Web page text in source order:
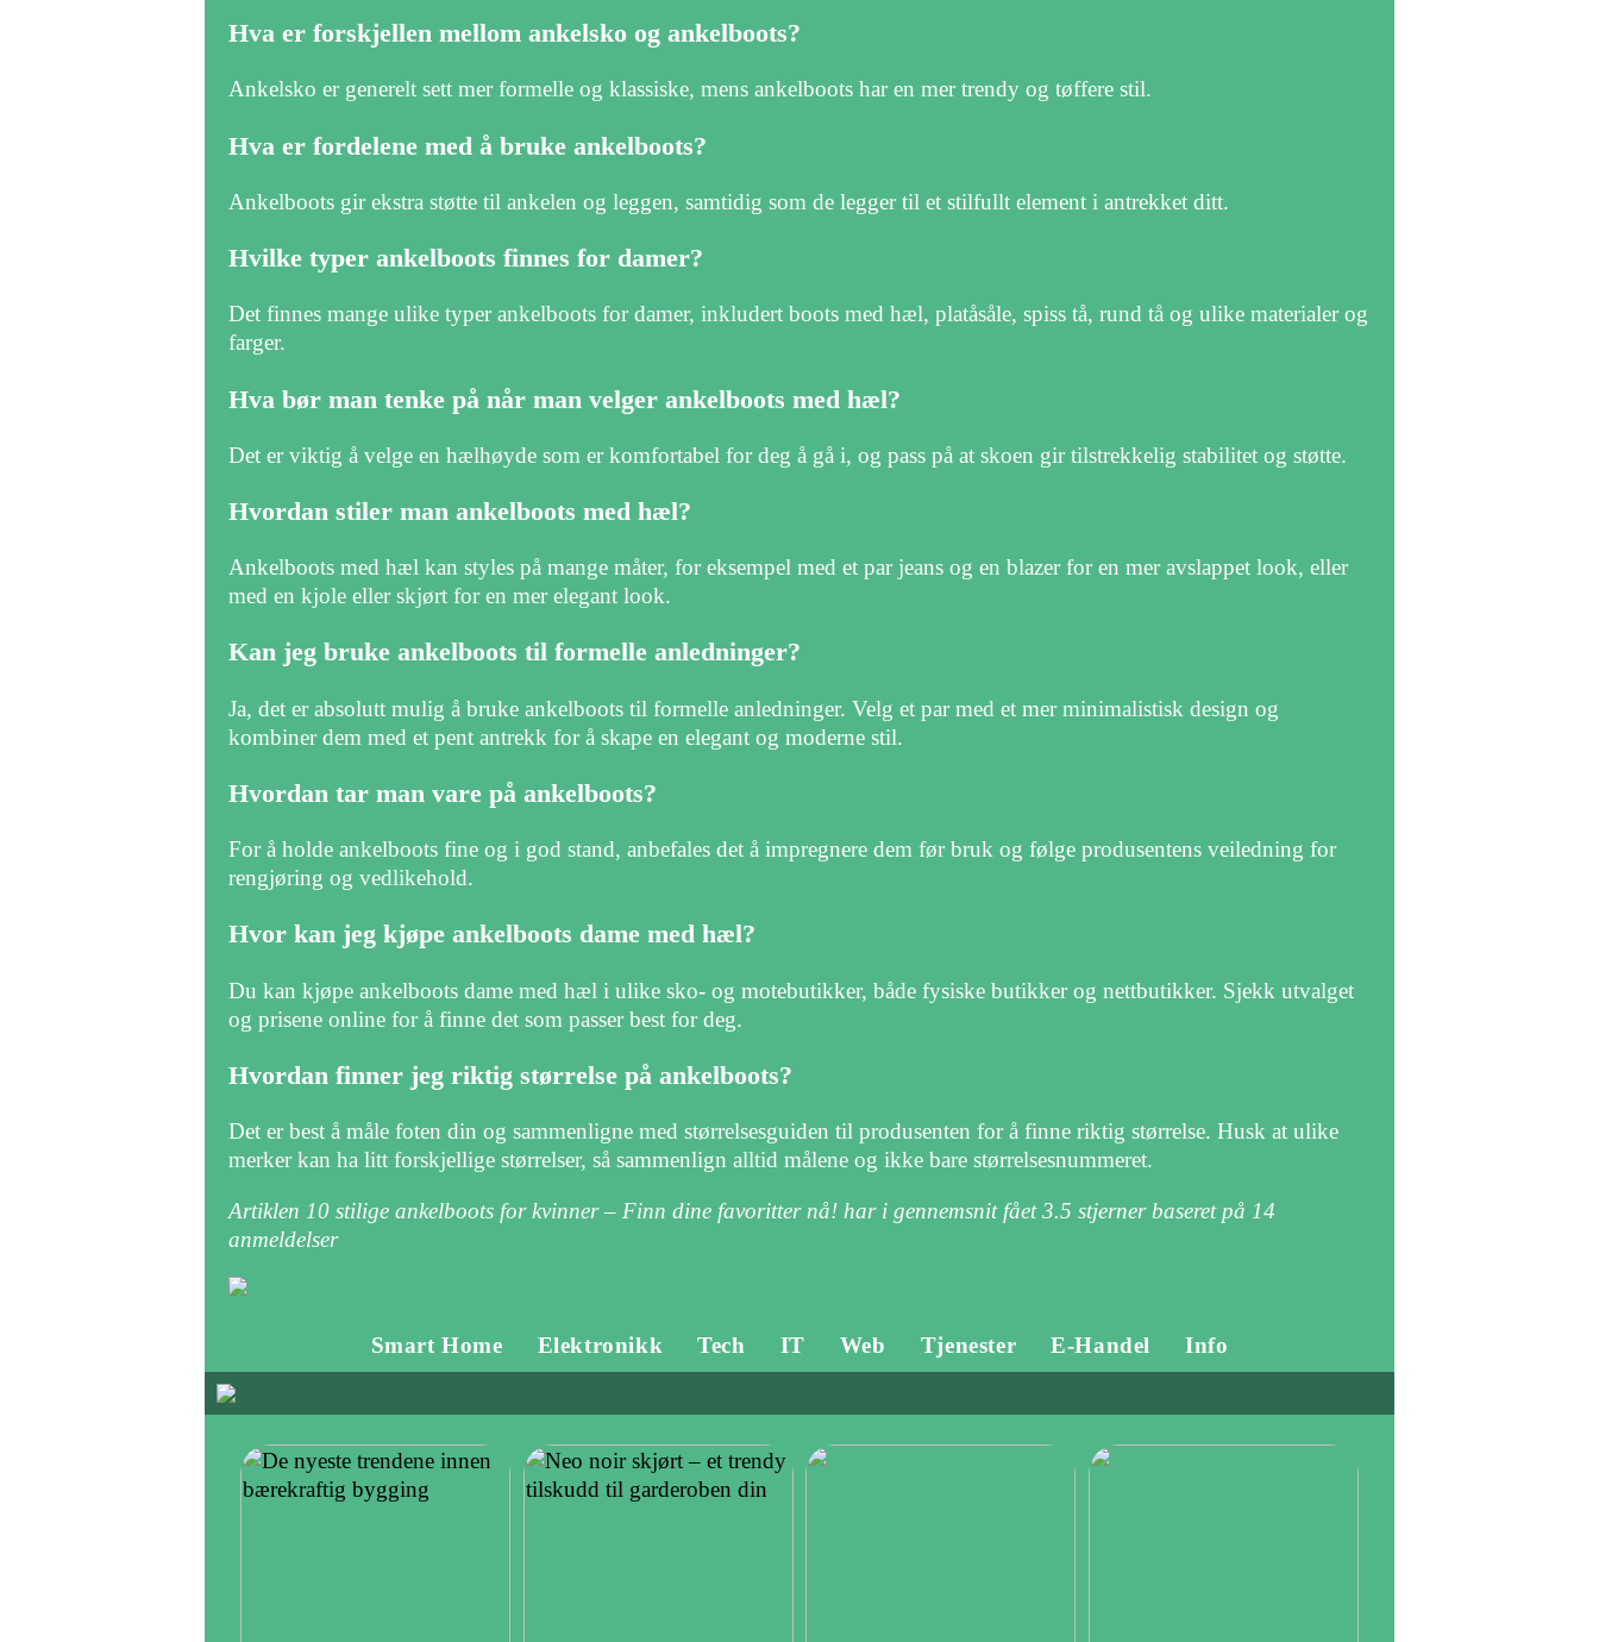
Hva er forskjellen mellom ankelsko og ankelboots?
Ankelsko er generelt sett mer formelle og klassiske, mens ankelboots har en mer trendy og tøffere stil.
Hva er fordelene med å bruke ankelboots?
Ankelboots gir ekstra støtte til ankelen og leggen, samtidig som de legger til et stilfullt element i antrekket ditt.
Hvilke typer ankelboots finnes for damer?
Det finnes mange ulike typer ankelboots for damer, inkludert boots med hæl, platåsåle, spiss tå, rund tå og ulike materialer og
farger.
Hva bør man tenke på når man velger ankelboots med hæl?
Det er viktig å velge en hælhøyde som er komfortabel for deg å gå i, og pass på at skoen gir tilstrekkelig stabilitet og støtte.
Hvordan stiler man ankelboots med hæl?
Ankelboots med hæl kan styles på mange måter, for eksempel med et par jeans og en blazer for en mer avslappet look, eller
med en kjole eller skjørt for en mer elegant look.
Kan jeg bruke ankelboots til formelle anledninger?
Ja, det er absolutt mulig å bruke ankelboots til formelle anledninger. Velg et par med et mer minimalistisk design og
kombiner dem med et pent antrekk for å skape en elegant og moderne stil.
Hvordan tar man vare på ankelboots?
For å holde ankelboots fine og i god stand, anbefales det å impregnere dem før bruk og følge produsentens veiledning for
rengjøring og vedlikehold.
Hvor kan jeg kjøpe ankelboots dame med hæl?
Du kan kjøpe ankelboots dame med hæl i ulike sko- og motebutikker, både fysiske butikker og nettbutikker. Sjekk utvalget
og prisene online for å finne det som passer best for deg.
Hvordan finner jeg riktig størrelse på ankelboots?
Det er best å måle foten din og sammenligne med størrelsesguiden til produsenten for å finne riktig størrelse. Husk at ulike
merker kan ha litt forskjellige størrelser, så sammenlign alltid målene og ikke bare størrelsesnummeret.
Artiklen 10 stilige ankelboots for kvinner – Finn dine favoritter nå! har i gennemsnit fået3.5 stjerner baseret på 14
anmeldelser
Smart Home Elektronikk Tech IT Web Tjenester E-Handel Info